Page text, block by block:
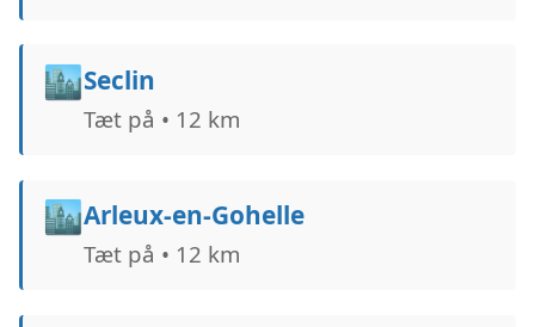
🏙️Seclin
Tæt på • 12 km
🏙️Arleux-en-Gohelle
Tæt på • 12 km